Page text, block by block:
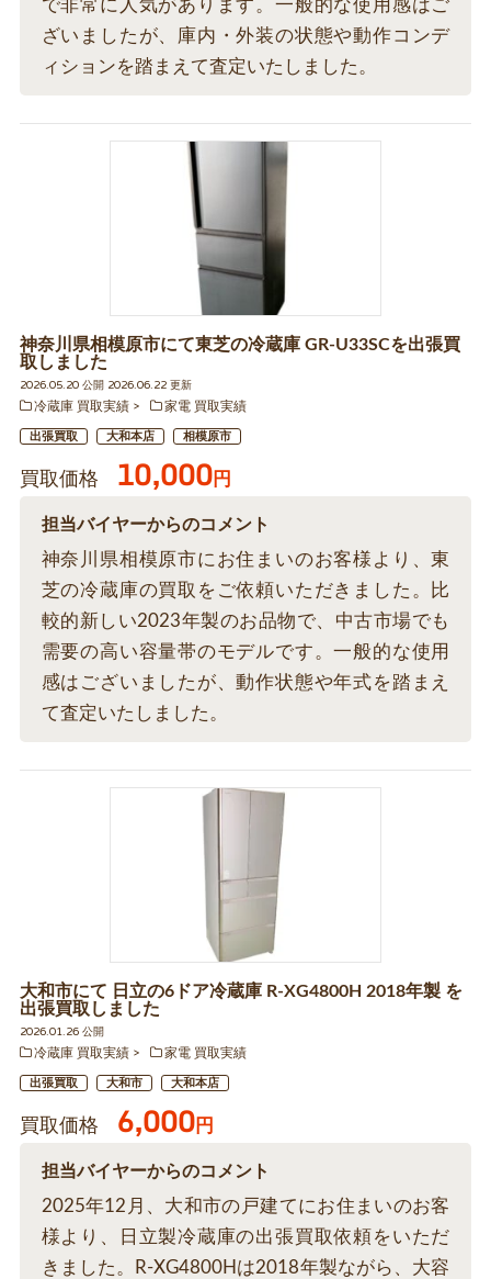
で非常に人気があります。一般的な使用感はご
ざいましたが、庫内・外装の状態や動作コンデ
ィションを踏まえて査定いたしました。
神奈川県相模原市にて東芝の冷蔵庫 GR-U33SCを出張買
取しました
2026.05.20 公開 2026.06.22 更新
冷蔵庫 買取実績
家電 買取実績
出張買取 大和本店 相模原市
買取価格 10,000円
担当バイヤーからのコメント
神奈川県相模原市にお住まいのお客様より、東
芝の冷蔵庫の買取をご依頼いただきました。比
較的新しい2023年製のお品物で、中古市場でも
需要の高い容量帯のモデルです。一般的な使用
感はございましたが、動作状態や年式を踏まえ
て査定いたしました。
大和市にて 日立の6ドア冷蔵庫 R-XG4800H 2018年製 を
出張買取しました
2026.01.26 公開
冷蔵庫 買取実績
家電 買取実績
出張買取 大和市 大和本店
買取価格 6,000円
担当バイヤーからのコメント
2025年12月、大和市の戸建てにお住まいのお客
様より、日立製冷蔵庫の出張買取依頼をいただ
きました。R-XG4800Hは2018年製ながら、大容